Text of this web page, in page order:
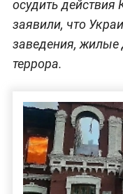
осудить
заявили, что
заведения,
террора.